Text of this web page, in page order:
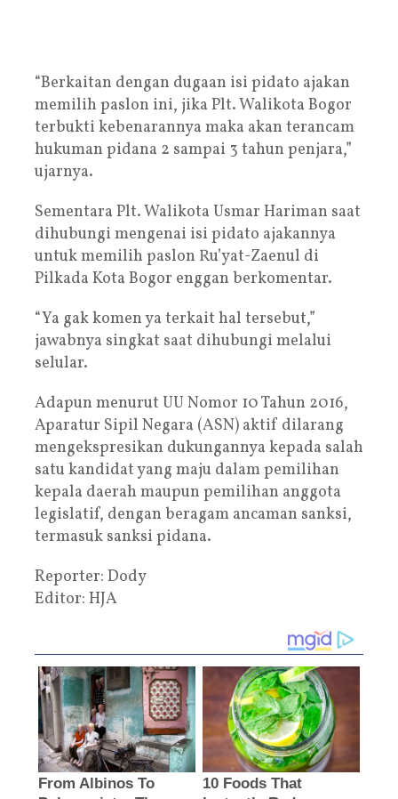
“Berkaitan dengan dugaan isi pidato ajakan
memilih paslon ini, jika Plt. Walikota Bogor
terbukti kebenarannya maka akan terancam
hukuman pidana 2 sampai 3 tahun penjara,”
ujarnya.
Sementara Plt. Walikota Usmar Hariman saat
dihubungi mengenai isi pidato ajakannya
untuk memilih paslon Ru’yat-Zaenul di
Pilkada Kota Bogor enggan berkomentar.
“Ya gak komen ya terkait hal tersebut,”
jawabnya singkat saat dihubungi melalui
selular.
Adapun menurut UU Nomor 10 Tahun 2016,
Aparatur Sipil Negara (ASN) aktif dilarang
mengekspresikan dukungannya kepada salah
satu kandidat yang maju dalam pemilihan
kepala daerah maupun pemilihan anggota
legislatif, dengan beragam ancaman sanksi,
termasuk sanksi pidana.
Reporter: Dody
Editor: HJA